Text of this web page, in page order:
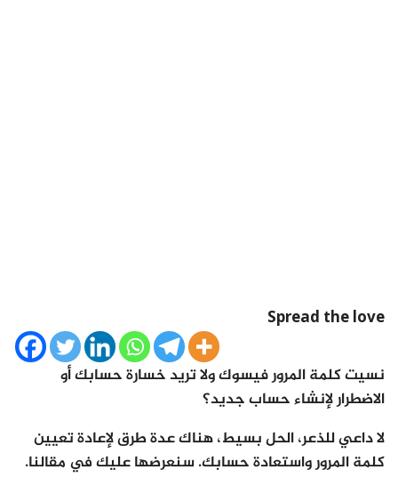
Spread the love
نسيت كلمة المرور فيسوك ولا تريد خسارة حسابك أو
الاضطرار لإنشاء حساب جديد؟
لا داعي للذعر، الحل بسيط، هناك عدة طرق لإعادة تعيين
كلمة المرور واستعادة حسابك. سنعرضها عليك في مقالنا.